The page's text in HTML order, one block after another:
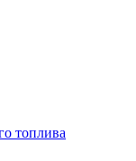
топлива